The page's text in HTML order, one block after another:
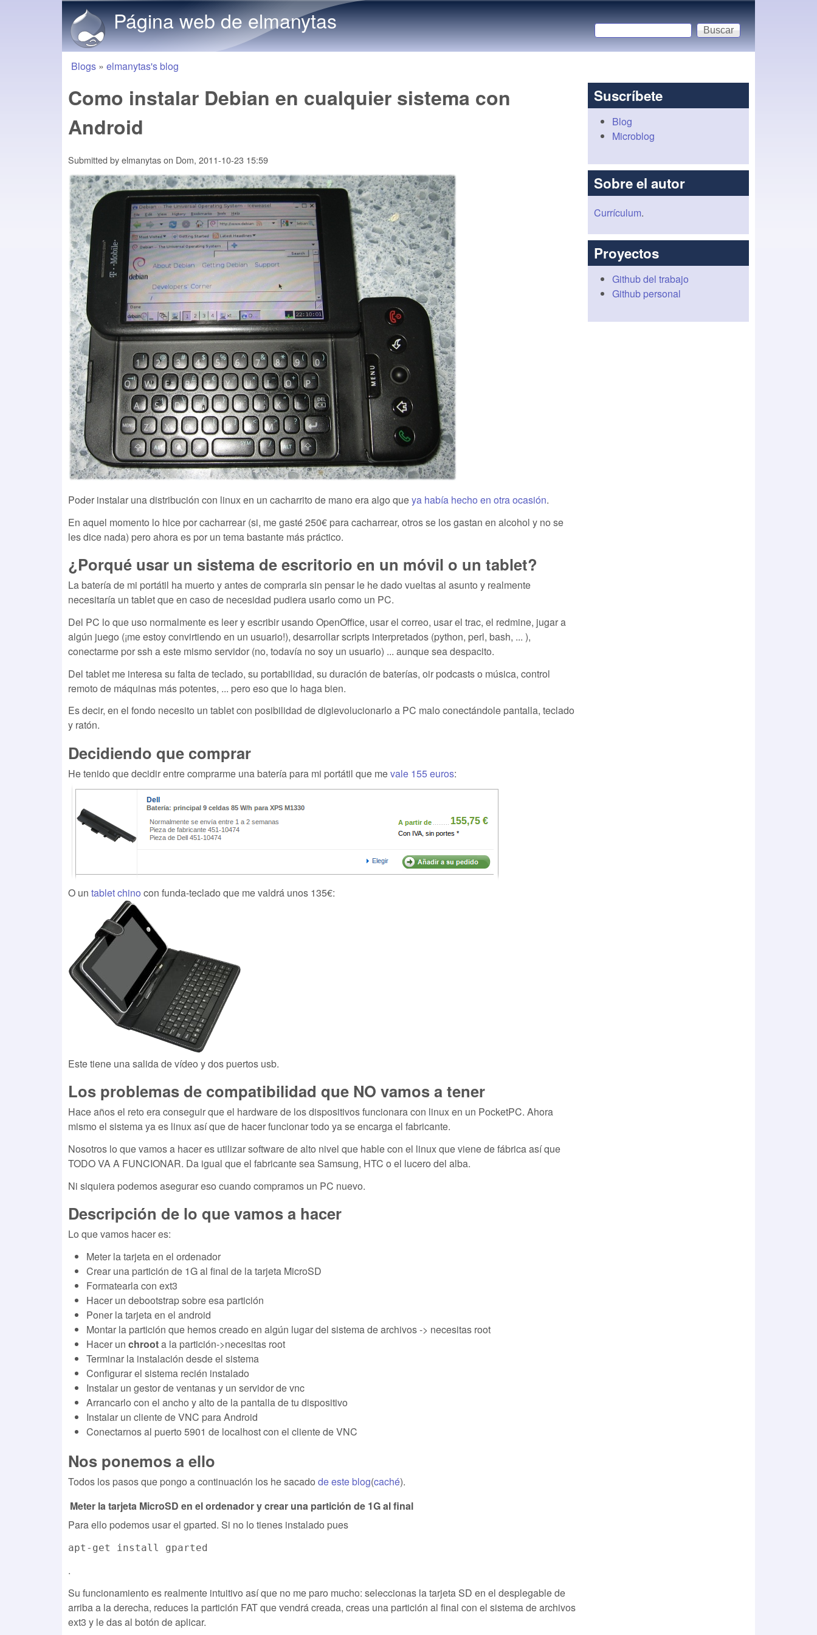
Skip to main content
Página web de elmanytas
Formulario de búsqueda
Buscar
You are here
Blogs » elmanytas's blog
Como instalar Debian en cualquier sistema con
Android
Submitted byelmanytason Dom, 2011-10-23 15:59
Poder instalar una distribución con linux en un cacharrito de mano era algo queya había hecho en otra ocasión.
En aquel momento lo hice por cacharrear (si, me gasté 250€ para cacharrear, otros se los gastan en alcohol y no se
les dice nada) pero ahora es por un tema bastante más práctico.
¿Porqué usar un sistema de escritorio en un móvil o un tablet?
La batería de mi portátil ha muerto y antes de comprarla sin pensar le he dado vueltas al asunto y realmente
necesitaría un tablet que en caso de necesidad pudiera usarlo como un PC.
Del PC lo que uso normalmente es leer y escribir usando OpenOffice, usar el correo, usar el trac, el redmine, jugar a
algún juego (¡me estoy convirtiendo en un usuario!), desarrollar scripts interpretados (python, perl, bash, ... ),
conectarme por ssh a este mismo servidor (no, todavía no soy un usuario) ... aunque sea despacito.
Del tablet me interesa su falta de teclado, su portabilidad, su duración de baterías, oir podcasts o música, control
remoto de máquinas más potentes, ... pero eso que lo haga bien.
Es decir, en el fondo necesito un tablet con posibilidad de digievolucionarlo a PC malo conectándole pantalla, teclado
y ratón.
Decidiendo que comprar
He tenido que decidir entre comprarme una batería para mi portátil que mevale 155 euros:
O un tablet chino con funda-teclado que me valdrá unos 135€:
Este tiene una salida de vídeo y dos puertos usb.
Los problemas de compatibilidad que NO vamos a tener
Hace años el reto era conseguir que el hardware de los dispositivos funcionara con linux en un PocketPC. Ahora
mismo el sistema ya es linux así que de hacer funcionar todo ya se encarga el fabricante.
Nosotros lo que vamos a hacer es utilizar software de alto nivel que hable con el linux que viene de fábrica así que
TODO VA A FUNCIONAR. Da igual que el fabricante sea Samsung, HTC o el lucero del alba.
Ni siquiera podemos asegurar eso cuando compramos un PC nuevo.
Descripción de lo que vamos a hacer
Lo que vamos hacer es:
Meter la tarjeta en el ordenador
Crear una partición de 1G al final de la tarjeta MicroSD
Formatearla con ext3
Hacer un debootstrap sobre esa partición
Poner la tarjeta en el android
Montar la partición que hemos creado en algún lugar del sistema de archivos -> necesitas root
Hacer un chroota la partición->necesitas root
Terminar la instalación desde el sistema
Configurar el sistema recién instalado
Instalar un gestor de ventanas y un servidor de vnc
Arrancarlo con el ancho y alto de la pantalla de tu dispositivo
Instalar un cliente de VNC para Android
Conectarnos al puerto 5901 de localhost con el cliente de VNC
Nos ponemos a ello
Todos los pasos que pongo a continuación los he sacado de este blog(caché).
Meter la tarjeta MicroSD en el ordenador y crear una partición de 1G al final
Para ello podemos usar el gparted. Si no lo tienes instalado pues
apt-get install gparted
.
Su funcionamiento es realmente intuitivo así que no me paro mucho: seleccionas la tarjeta SD en el desplegable de
arriba a la derecha, reduces la partición FAT que vendrá creada, creas una partición al final con el sistema de archivos
ext3 y le das al botón de aplicar.
Suscríbete
Blog
Microblog
Sobre el autor
Currículum.
Proyectos
Github del trabajo
Github personal